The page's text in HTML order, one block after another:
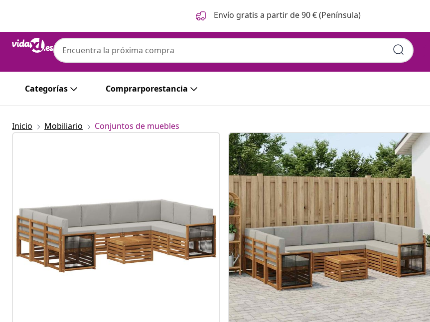
Envío gratis a partir de 90 € (Península)
Categorías Comprarporestancia
Inicio Mobiliario Conjuntos de muebles